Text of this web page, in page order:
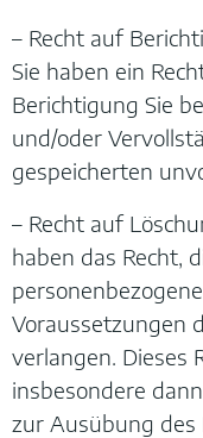
– Recht auf
Sie haben ein
Berichtigung Sie
und/oder
gespeicherten
– Recht auf
haben das Recht,
Voraussetzungen
verlangen. Dieses
insbesondere
zur Ausübung des